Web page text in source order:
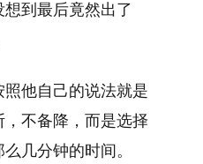
到最后竟然出了
他自己的说法就是
不备降，而是选择
几分钟的时间。